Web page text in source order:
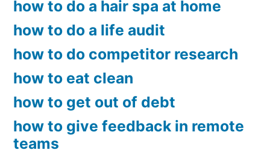
how to do a hair spa at home
how to do a life audit
how to do competitor research
how to eat clean
how to get out of debt
how to give feedback in remote
teams